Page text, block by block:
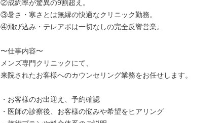
②成約率が驚異の9割超え。
③暑さ・寒さとは無縁の快適なクリニック勤務。
④飛び込み・テレアポは一切なしの完全反響営業。
〜仕事内容〜
メンズ専門クリニックにて、
来院されたお客様へのカウンセリング業務をお任せします。
・お客様のお出迎え、予約確認
・医師の診察後、お客様の悩みや希望をヒアリング